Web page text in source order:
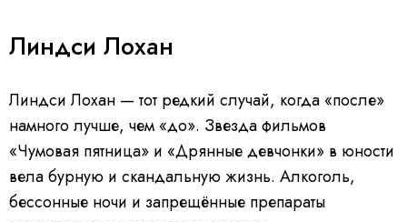
Линдси Лохан
Линдси Лохан — тот редкий случай, когда «после»
намного лучше, чем «до». Звезда фильмов
«Чумовая пятница» и «Дрянные девчонки» в юности
вела бурную и скандальную жизнь. Алкоголь,
бессонные ночи и запрещённые препараты